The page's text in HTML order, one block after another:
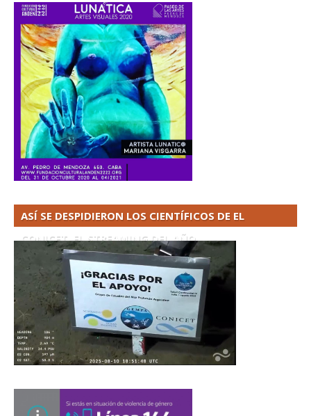
ASÍ SE DESPIDIERON LOS CIENTÍFICOS DE EL
CONICET. EL STREAMING DEL AÑO